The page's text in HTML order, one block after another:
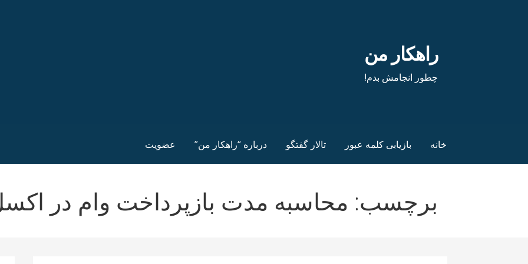
راهکار من
چطور انجامش بدم!
خانه بازیابی کلمه عبور تالار گفتگو درباره “راهکار من” عضویت
برچسب: محاسبه مدت بازپرداخت وام در